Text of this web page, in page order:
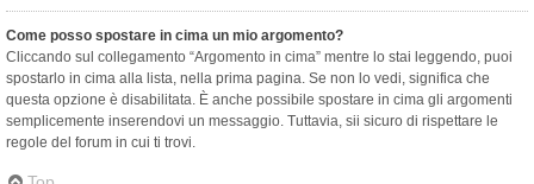
Come posso spostare in cima un mio argomento?
Cliccando sul collegamento “Argomento in cima” mentre lo stai leggendo, puoi
spostarlo in cima alla lista, nella prima pagina. Se non lo vedi, significa che
questa opzione è disabilitata. È anche possibile spostare in cima gli argomenti
semplicemente inserendovi un messaggio. Tuttavia, sii sicuro di rispettare le
regole del forum in cui ti trovi.